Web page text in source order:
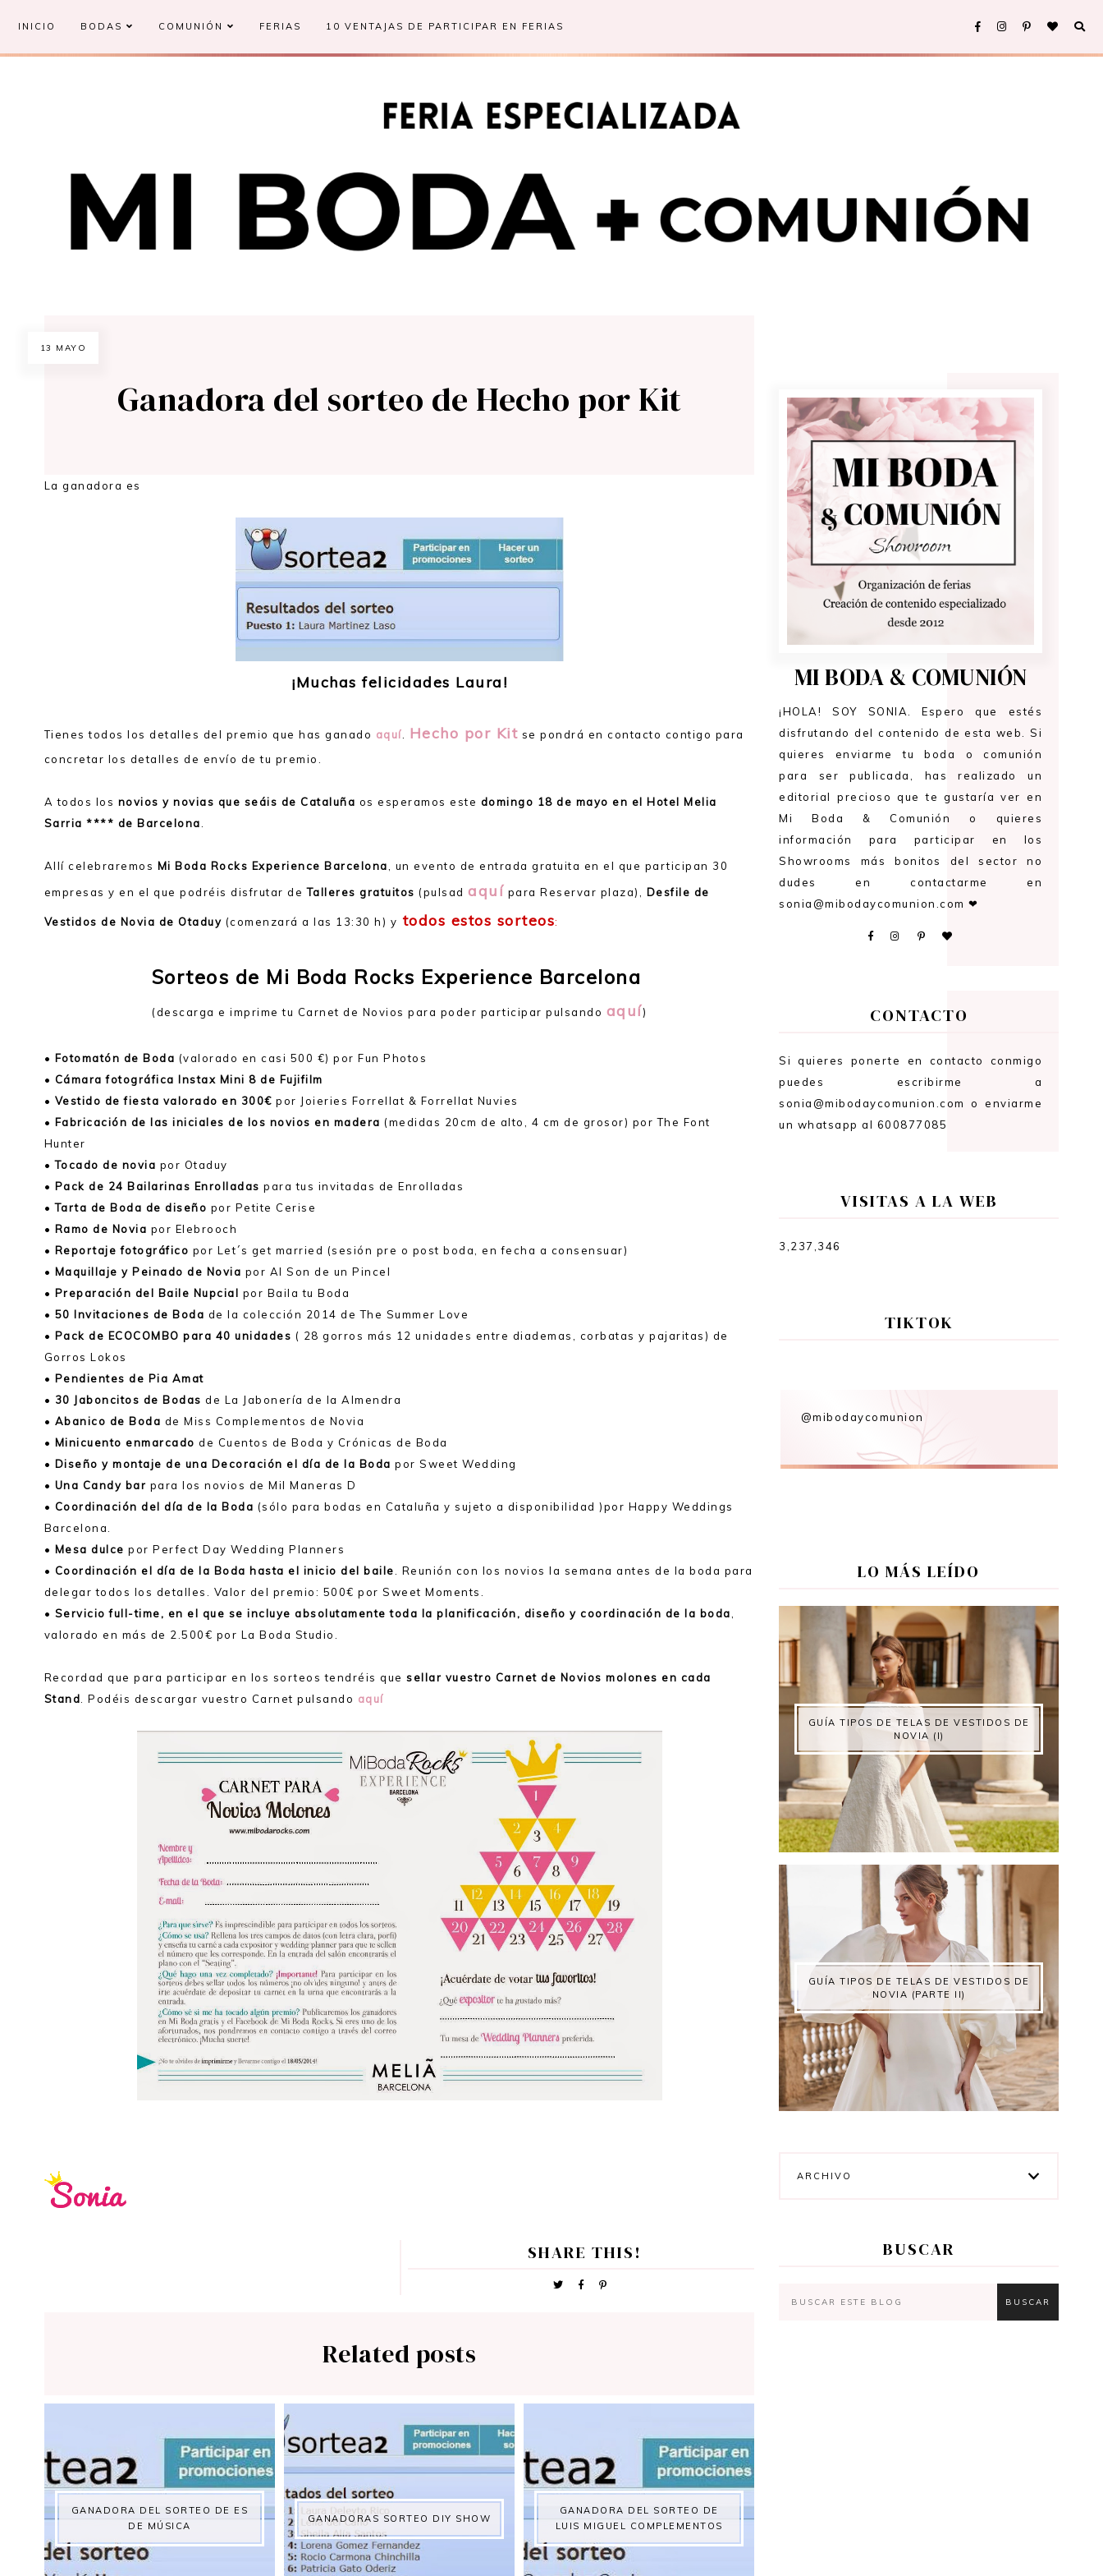
INICIO BODAS COMUNIÓN FERIAS 10 VENTAJAS DE PARTICIPAR EN FERIAS
13 MAYO
Ganadora del sorteo de Hecho por Kit
La ganadora es
¡Muchas felicidades Laura!
Tienes todos los detalles del premio que has ganado aquí Hecho por Kit se pondrá en contacto contigo para
concretar los detalles de envío de tu premio.
A todos los novios y novias que seáis de Cataluña os esperamos este domingo 18 de mayo en el Hotel Melia
Sarria **** de Barcelona
Allí celebraremos Mi Boda Rocks Experience Barcelona
, un evento de entrada gratuita en el que participan 30
empresas y en el que podréis disfrutar deTalleres gratuitos (pulsadaquí para Reservar plaza), Desfile de
Vestidos de Novia de Otaduy (comenzará a las 13:30 h) y todos estos sorteos:
Sorteos de Mi Boda Rocks Experience Barcelona
(descarga e imprime tu Carnet de Novios para poder participar pulsando aquí)
• Fotomatón de Boda (valorado en casi 500 €) por Fun Photos
• Cámara fotográfica Instax Mini 8 de Fujifilm
• Vestido de fiesta valorado en 300€ por Joieries Forrellat & Forrellat Nuvies
• Fabricación de las iniciales de los novios en madera (medidas 20cm de alto, 4 cm de grosor) por The Font
Hunter
•Tocado de novia por Otaduy
• Pack de 24 Bailarinas Enrolladas para tus invitadas de Enrolladas
•Tarta de Boda de diseño por Petite Cerise
• Ramo de Novia por Elebrooch
• Reportaje fotográfico por Let´s get married (sesión pre o post boda, en fecha a consensuar)
• Maquillaje y Peinado de Novia por Al Son de un Pincel
• Preparación del Baile Nupcial por Baila tu Boda
• 50 Invitaciones de Boda de la colección 2014 de The Summer Love
• Pack de ECOCOMBO para 40 unidades ( 28 gorros más 12 unidades entre diademas, corbatas y pajaritas) de
Gorros Lokos
• Pendientes de Pia Amat
• 30 Jaboncitos de Bodas de La Jabonería de la Almendra
• Abanico de Boda de Miss Complementos de Novia
• Minicuento enmarcado de Cuentos de Boda y Crónicas de Boda
• Diseño y montaje de una Decoración el día de la Boda por Sweet Wedding
• Una Candy bar para los novios de Mil Maneras D
• Coordinación del día de la Boda (sólo para bodas en Cataluña y sujeto a disponibilidad )por Happy Weddings
Barcelona.
• Mesa dulce por Perfect Day Wedding Planners
• Coordinación el día de la Boda hasta el inicio del baile
. Reunión con los novios la semana antes de la boda para
delegar todos los detalles. Valor del premio: 500€ por Sweet Moments.
• Servicio full-time, en el que se incluye absolutamente toda la planificación, diseño y coordinación de la boda
valorado en más de 2.500€ por La Boda Studio.
Recordad que para participar en los sorteos tendréis quesellar vuestro Carnet de Novios molones en cada
Stand . Podéis descargar vuestro Carnet pulsando aquí
SHARE THIS!
Related posts
GANADORA DEL SORTEO DE ES
DE MÚSICA
GANADORAS SORTEO DIY SHOW
GANADORA DEL SORTEO DE
LUIS MIGUEL COMPLEMENTOS
MI BODA & COMUNIÓN
¡HOLA! SOY SONIA. Espero que estés
disfrutando del contenido de esta web. Si
quieres enviarme tu boda o comunión
para ser publicada, has realizado un
editorial precioso que te gustaría ver en
Mi Boda & Comunión o quieres
información para participar en los
Showrooms más bonitos del sector no
dudes en contactarme en
sonia@mibodaycomunion.com ❤
CONTACTO
Si quieres ponerte en contacto conmigo
puedes escribirme a
sonia@mibodaycomunion.com o enviarme
un whatsapp al 600877085
VISITAS A LA WEB
3,237,346
TIKTOK
@mibodaycomunion
LO MÁS LEÍDO
GUÍA TIPOS DE TELAS DE VESTIDOS DE
NOVIA (I)
GUÍA TIPOS DE TELAS DE VESTIDOS DE
NOVIA (PARTE II)
ARCHIVO
BUSCAR